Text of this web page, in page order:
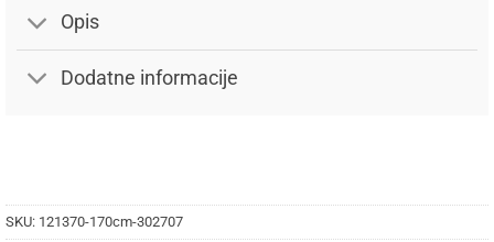
Opis
Dodatne informacije
SKU: 121370-170cm-302707